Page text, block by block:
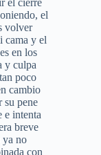
el cierre
el
volver
cama y el
en los
y culpa
poco
cambio
su pene
e intenta
breve
ya no
con